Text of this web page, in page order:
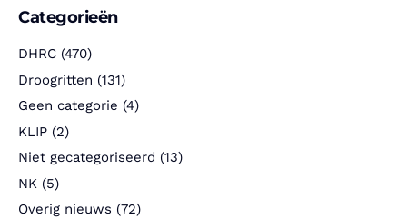
Categorieën
DHRC (470)
Droogritten (131)
Geen categorie (4)
KLIP (2)
Niet gecategoriseerd (13)
NK (5)
Overig nieuws (72)